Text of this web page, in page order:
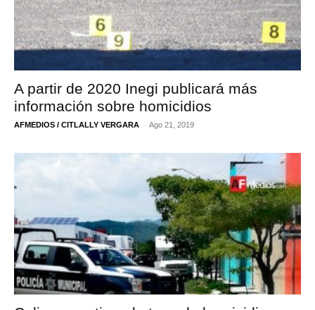
A partir de 2020 Inegi publicará más
información sobre homicidios
AFMEDIOS / CITLALLY VERGARA - Ago 21, 2019